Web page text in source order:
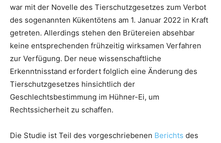
war mit der Novelle des Tierschutzgesetzes zum Verbot
des sogenannten Kükentötens am 1. Januar 2022 in Kraft
getreten. Allerdings stehen den Brütereien absehbar
keine entsprechenden frühzeitig wirksamen Verfahren
zur Verfügung. Der neue wissenschaftliche
Erkenntnisstand erfordert folglich eine Änderung des
Tierschutzgesetzes hinsichtlich der
Geschlechtsbestimmung im Hühner-Ei, um
Rechtssicherheit zu schaffen.
Die Studie ist Teil des vorgeschriebenen Berichts des